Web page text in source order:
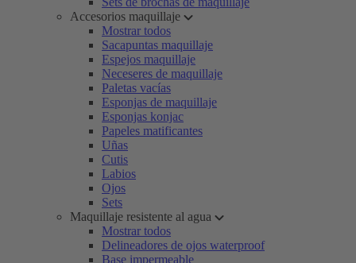
Accesorios maquillaje
Mostrar todos
Sacapuntas maquillaje
Espejos maquillaje
Neceseres de maquillaje
Paletas vacías
Esponjas de maquillaje
Esponjas konjac
Papeles matificantes
Uñas
Cutis
Labios
Ojos
Sets
Maquillaje resistente al agua
Mostrar todos
Delineadores de ojos waterproof
Base impermeable